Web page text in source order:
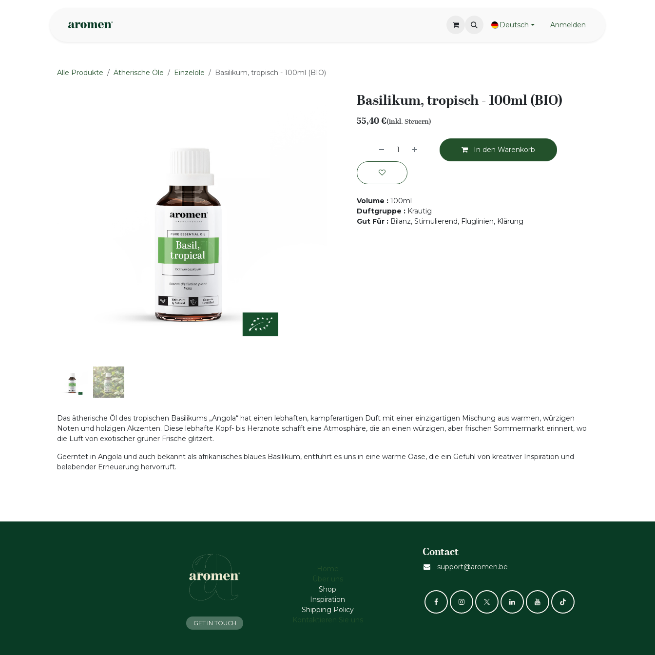
Deutsch Anmelden
Alle Produkte Ätherische Öle Einzelöle Basilikum, tropisch - 100ml (BIO)
Basilikum, tropisch - 100ml (BIO)
55,40€(inkl. Steuern)
In den Warenkorb
Volume : 100ml
Duftgruppe : Krautig
Gut Für : Bilanz, Stimulierend, Fluglinien, Klärung
Das ätherische Öl des tropischen Basilikums „Angola“ hat einen lebhaften, kampferartigen Duft mit einer einzigartigen Mischung aus warmen, würzigen
Noten und holzigen Akzenten. Diese lebhafte Kopf- bis Herznote schafft eine Atmosphäre, die an einen würzigen, aber frischen Sommermarkt erinnert, wo
die Luft von exotischer grüner Frische glitzert.
Geerntet in Angola und auch bekannt als afrikanisches blaues Basilikum, entführt es uns in eine warme Oase, die ein Gefühl von kreativer Inspiration und
belebender Erneuerung hervorruft.
Home
Über uns
Shop
Inspiration
Shipping Policy
Kontaktieren Sie uns
Contact
support@aromen.be
GET IN TOUCH